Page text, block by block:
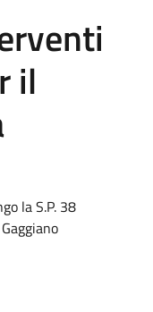
il
la S.P. 38